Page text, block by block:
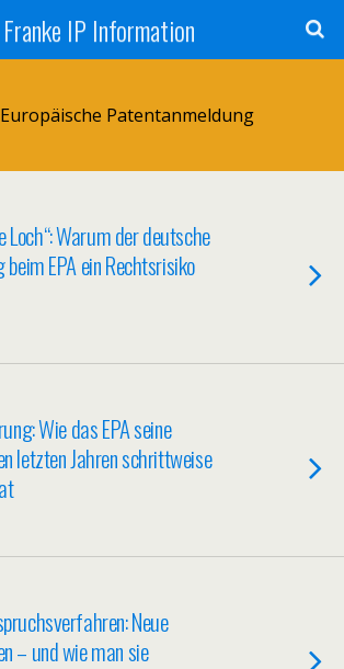
Franke IP Information
Europäische Patentanmeldung
Loch“: Warum der deutsche
EPA ein Rechtsrisiko
Wie das EPA seine
letzten Jahren schrittweise
Neue
– und wie man sie